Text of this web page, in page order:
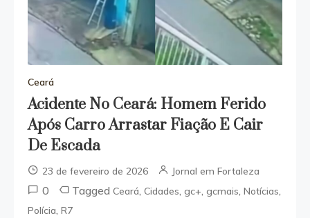
Ceará
Acidente No Ceará: Homem Ferido
Após Carro Arrastar Fiação E Cair
De Escada
23 de fevereiro de 2026 Jornal em Fortaleza
0 Tagged Ceará, Cidades, gc+, gcmais, Notícias,
Polícia, R7